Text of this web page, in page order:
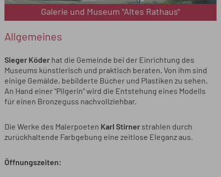
Galerie und Museum "Altes Rathaus"
Allgemeines
Sieger Köderhat die Gemeinde bei der Einrichtung des
Museums künstlerisch und praktisch beraten. Von ihm sind
einige Gemälde, bebilderte Bücher und Plastiken zu sehen.
An Hand einer "Pilgerin" wird die Entstehung eines Modells
für einen Bronzeguss nachvollziehbar.
Die Werke des Malerpoeten Karl Stirnerstrahlen durch
zurückhaltende Farbgebung eine zeitlose Eleganz aus.
Öffnungszeiten: